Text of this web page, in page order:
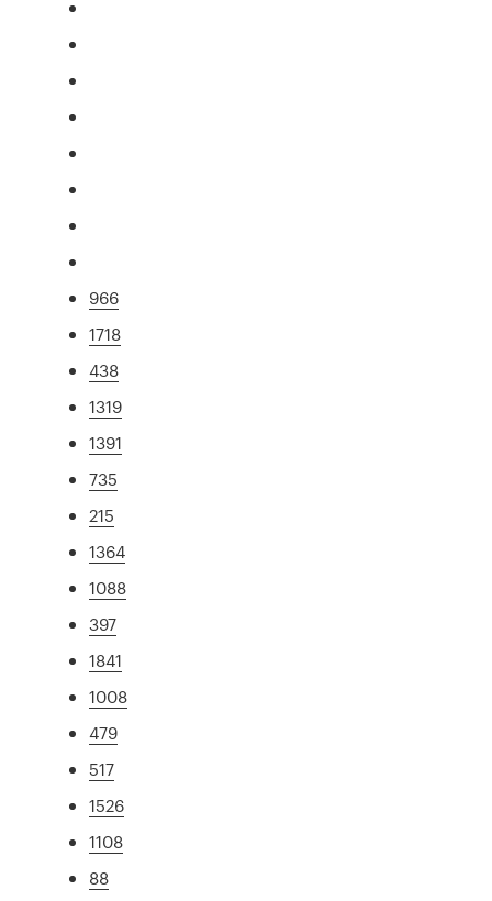
966
1718
438
1319
1391
735
215
1364
1088
397
1841
1008
479
517
1526
1108
88